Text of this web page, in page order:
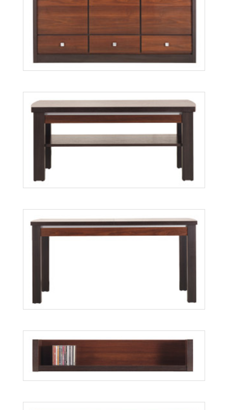
Forrest FR12
Forrest FR14